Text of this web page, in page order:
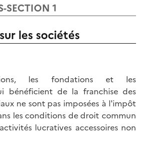
SECTION 1
les sociétés
les fondations et les
bénéficient de la franchise des
ne sont pas imposées à l'impôt
les conditions de droit commun
lucratives accessoires non